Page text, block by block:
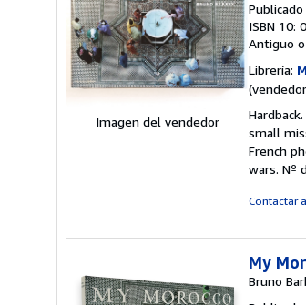
Imagen del vendedor
ISBN 10:
Antiguo
Librería:
small
French
wars. Nº
Contactar
My
Bruno